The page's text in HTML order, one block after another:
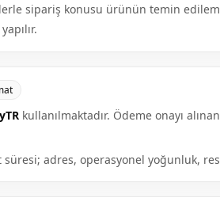
sipariş konusu ürünün temin
kullanılmaktadır. Ödeme onayı
adres, operasyonel yoğunluk,